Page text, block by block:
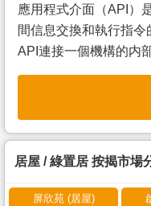
應用程式介面（API）
間信息交換和執行指
API連接一個機構的内
居屋 / 綠置居 按揭市場
屏欣苑 (居屋)